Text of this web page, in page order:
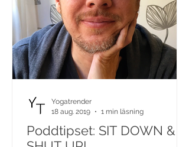
Poddtipset: SIT DOWN &
Yogatrender
18 aug. 2019
1 min läsning